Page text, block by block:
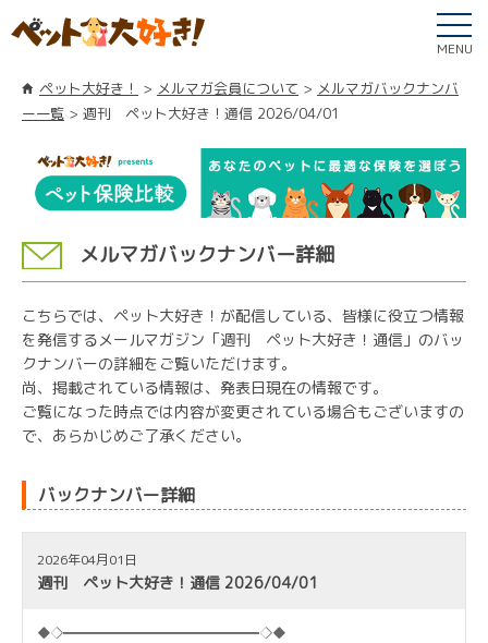
MENU
ペット大好き！ メルマガ会員について
メルマガバックナンバ
ー一覧
週刊 ペット大好き！通信 2026/04/01
メルマガバックナンバー詳細
こちらでは、ペット大好き！が配信している、皆様に役立つ情報
を発信するメールマガジン「週刊 ペット大好き！通信」のバッ
クナンバーの詳細をご覧いただけます。
尚、掲載されている情報は、発表日現在の情報です。
ご覧になった時点では内容が変更されている場合もございますの
で、あらかじめご了承ください。
バックナンバー詳細
2026年04月01日
週刊 ペット大好き！通信 2026/04/01
◆◇━━━━━━━━━━━━━━━◇◆